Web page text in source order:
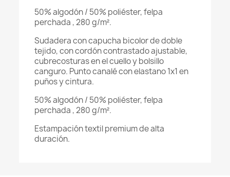
50% algodón / 50% poliéster, felpa
perchada , 280 g/m².
Sudadera con capucha bicolor de doble
tejido, con cordón contrastado ajustable,
cubrecosturas en el cuello y bolsillo
canguro. Punto canalé con elastano 1x1 en
puños y cintura.
50% algodón / 50% poliéster, felpa
perchada , 280 g/m².
Estampación textil premium de alta
duración.